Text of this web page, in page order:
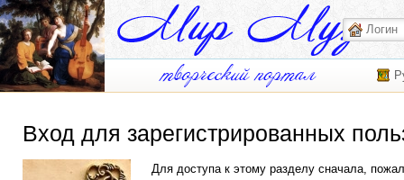
Вход для зарегистрированных
Для доступа к этому разделу сначала,